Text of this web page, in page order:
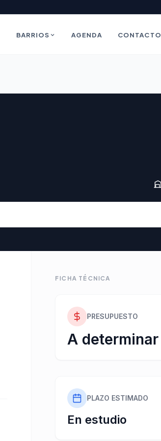
BARRIOS AGENDA CONTACTO
FICHA TÉCNICA
PRESUPUESTO
A determinar
PLAZO ESTIMADO
En estudio